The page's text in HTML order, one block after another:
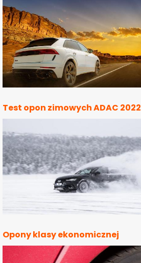
Test opon zimowych ADAC 2022
Opony klasy ekonomicznej